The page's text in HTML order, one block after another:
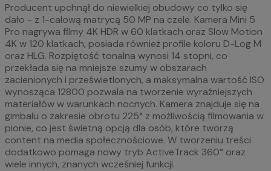
Producent upchnął do niewielkiej obudowy co tylko się
dało - z 1-calową matrycą 50 MP na czele. Kamera Mini 5
Pro nagrywa filmy 4K HDR w 60 klatkach oraz Slow Motion
4K w 120 klatkach, posiada również profile koloru D-Log M
oraz HLG. Rozpiętość tonalna wynosi 14 stopni, co
przekłada się na mniejsze szumy w obszarach
zacienionych i prześwietlonych, a maksymalna wartość ISO
wynosząca 12800 pozwala na tworzenie wyraźniejszych
materiałów w warunkach nocnych. Kamera znajduje się na
gimbalu o zakresie obrotu 225° z możliwością filmowania w
pionie, co jest świetną opcją dla osób, które tworzą
content na media społecznościowe. W tworzeniu treści
dodatkowo pomaga nowy tryb ActiveTrack 360° oraz
wiele innych, znanych wcześniej funkcji.